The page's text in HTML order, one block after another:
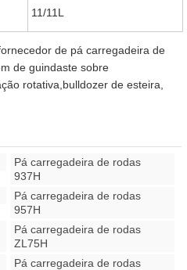
11/11L
de pá carregadeira de
de guindaste sobre
rotativa,bulldozer de esteira,
Pá carregadeira de rodas
937H
Pá carregadeira de rodas
957H
Pá carregadeira de rodas
ZL75H
Pá carregadeira de rodas